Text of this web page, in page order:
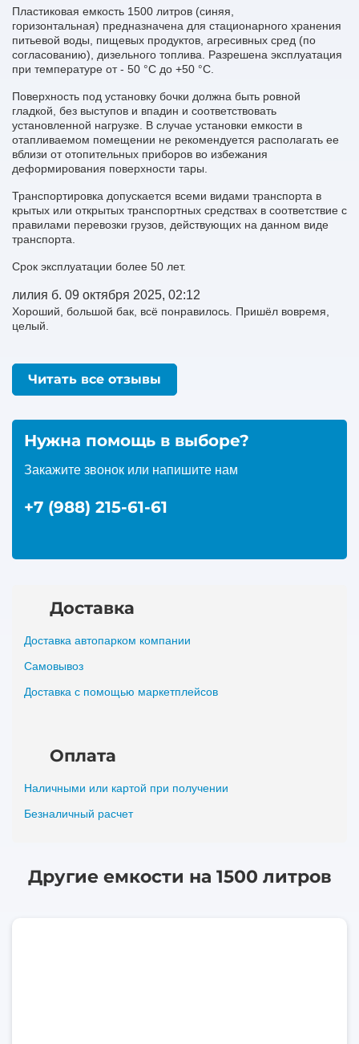
Пластиковая емкость 1500 литров (синяя,
горизонтальная) предназначена для стационарного хранения
питьевой воды, пищевых продуктов, агресивных сред (по
согласованию), дизельного топлива. Разрешена эксплуатация
при температуре от - 50 °С до +50 °С.
Поверхность под установку бочки должна быть ровной
гладкой, без выступов и впадин и соответствовать
установленной нагрузке. В случае установки емкости в
отапливаемом помещении не рекомендуется располагать ее
вблизи от отопительных приборов во избежания
деформирования поверхности тары.
Транспортировка допускается всеми видами транспорта в
крытых или открытых транспортных средствах в соответствие с
правилами перевозки грузов, действующих на данном виде
транспорта.
Срок эксплуатации более 50 лет.
лилия б. 09 октября 2025, 02:12
Хороший, большой бак, всё понравилось. Пришёл вовремя,
целый.
Читать все отзывы
Нужна помощь в выборе?
Закажите звонок или напишите нам
+7 (988) 215-61-61
Доставка
Доставка автопарком компании
Самовывоз
Доставка с помощью маркетплейсов
Оплата
Наличными или картой при получении
Безналичный расчет
Другие емкости на 1500 литров